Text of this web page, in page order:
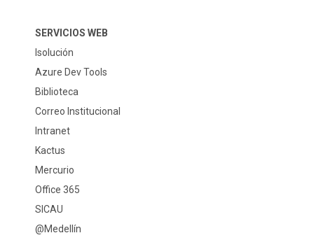
SERVICIOS WEB
Isolución
Azure Dev Tools
Biblioteca
Correo Institucional
Intranet
Kactus
Mercurio
Office 365
SICAU
@Medellín